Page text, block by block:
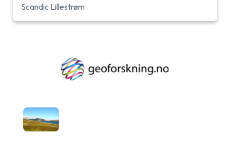
Scandic Lillestrøm